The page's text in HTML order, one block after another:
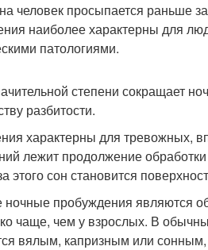
человек просыпается раньше
наиболее характерны для
патологиями.
степени сокращает
разбитости.
характерны для тревожных,
лежит продолжение
этого сон становится
ночные пробуждения являются
чаще, чем у взрослых. В
вялым, капризным или сонным,